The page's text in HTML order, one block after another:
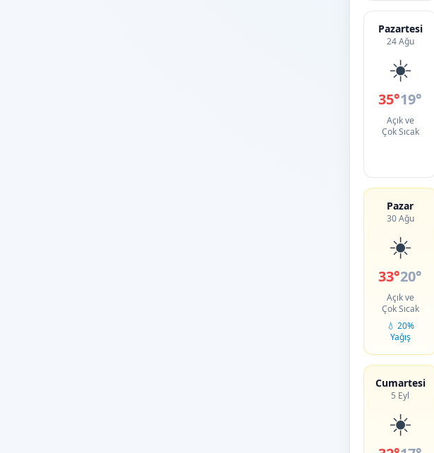
Pazartesi
24 Ağu
☀️
35°19°
Açık ve
Çok Sıcak
Pazar
30 Ağu
☀️
33°20°
Açık ve
Çok Sıcak
💧 20%
Yağış
Cumartesi
5 Eyl
☀️